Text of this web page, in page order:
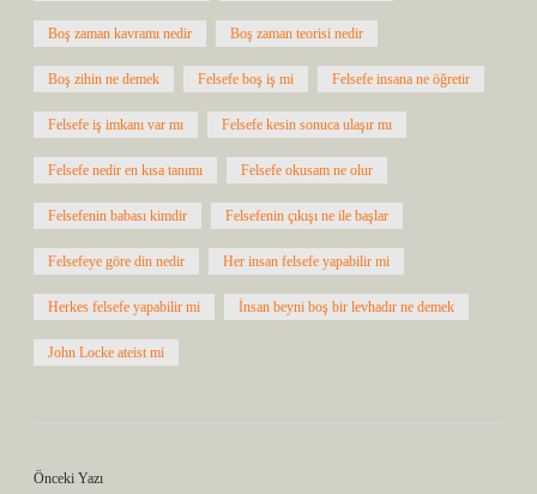
Boş zaman kavramı nedir Boş zaman teorisi nedir
Boş zihin ne demek Felsefe boş iş mi Felsefe insana ne öğretir
Felsefe iş imkanı var mı Felsefe kesin sonuca ulaşır mı
Felsefe nedir en kısa tanımı Felsefe okusam ne olur
Felsefenin babası kimdir Felsefenin çıkışı ne ile başlar
Felsefeye göre din nedir Her insan felsefe yapabilir mi
Herkes felsefe yapabilir mi İnsan beyni boş bir levhadır ne demek
John Locke ateist mi
Önceki Yazı